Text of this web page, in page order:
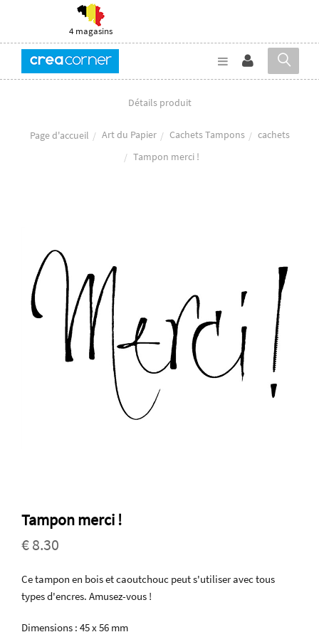
4 magasins
Détails produit
Page d'accueil Art du Papier Cachets Tampons
cachets
Tampon merci !
Tampon merci !
€ 8.30
Ce tampon en bois et caoutchouc peut s'utiliser avec tous
types d'encres. Amusez-vous !
Dimensions : 45 x 56 mm